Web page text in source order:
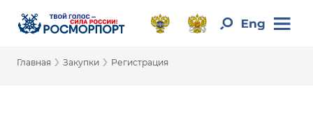
Главная › Закупки › Регистрация